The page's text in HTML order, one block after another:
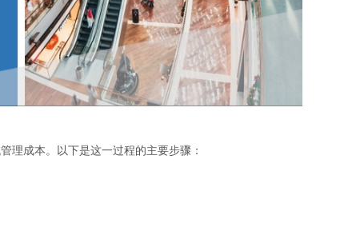
理成本。‌以下是这一过程的主要步骤：‌